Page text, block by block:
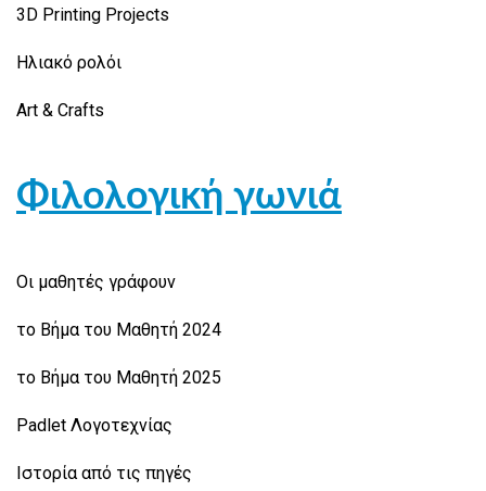
3D Printing Projects
Ηλιακό ρολόι
Art & Crafts
Φιλολογική γωνιά
Οι μαθητές γράφουν
το Βήμα του Μαθητή 2024
το Βήμα του Μαθητή 2025
Padlet Λογοτεχνίας
Ιστορία από τις πηγές